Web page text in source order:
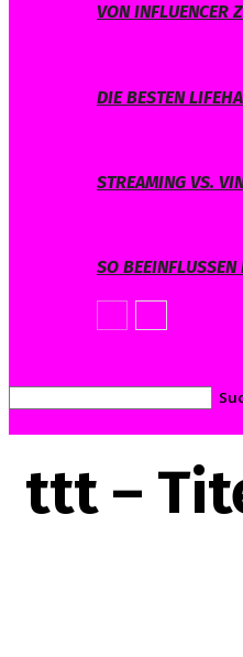
VON INFLUENCER
DIE BESTEN
STREAMING VS.
SO BEEINFLUSSEN
ttt –